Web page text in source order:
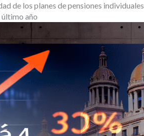
de los planes de pensiones individuales
último año